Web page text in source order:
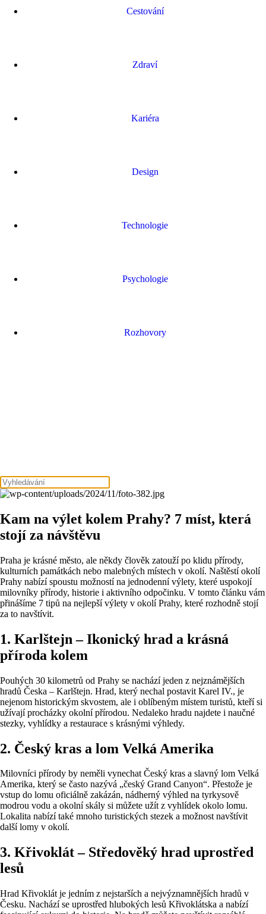
Cestování
Zdraví
Kariéra
Design
Technologie
Psychologie
Rozhovory
Kam na výlet kolem Prahy? 7 míst, která
stojí za návštěvu
Praha je krásné město, ale někdy člověk zatouží po klidu přírody,
kulturních památkách nebo malebných místech v okolí. Naštěstí okolí
Prahy nabízí spoustu možností na jednodenní výlety, které uspokojí
milovníky přírody, historie i aktivního odpočinku. V tomto článku vám
přinášíme 7 tipů na nejlepší výlety v okolí Prahy, které rozhodně stojí
za to navštívit.
1. Karlštejn – Ikonický hrad a krásná
příroda kolem
Pouhých 30 kilometrů od Prahy se nachází jeden z nejznámějších
hradů Česka – Karlštejn. Hrad, který nechal postavit Karel IV., je
nejenom historickým skvostem, ale i oblíbeným místem turistů, kteří si
užívají procházky okolní přírodou. Nedaleko hradu najdete i naučné
stezky, vyhlídky a restaurace s krásnými výhledy.
2. Český kras a lom Velká Amerika
Milovníci přírody by neměli vynechat Český kras a slavný lom Velká
Amerika, který se často nazývá „český Grand Canyon“. Přestože je
vstup do lomu oficiálně zakázán, nádherný výhled na tyrkysově
modrou vodu a okolní skály si můžete užít z vyhlídek okolo lomu.
Lokalita nabízí také mnoho turistických stezek a možnost navštívit
další lomy v okolí.
3. Křivoklát – Středověký hrad uprostřed
lesů
Hrad Křivoklát je jedním z nejstarších a nejvýznamnějších hradů v
Česku. Nachází se uprostřed hlubokých lesů Křivoklátska a nabízí